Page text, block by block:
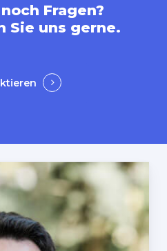
noch Fragen?
Sie uns gerne.